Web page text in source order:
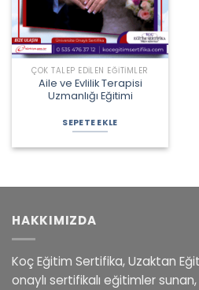
ÇOK TALEP EDILEN EĞITIMLER
Aile ve Evlilik Terapisi
Uzmanlığı Eğitimi
SEPETE EKLE
HAKKIMIZDA
Koç Eğitim Sertifika, Uzaktan
onaylı sertifikalı eğitimler